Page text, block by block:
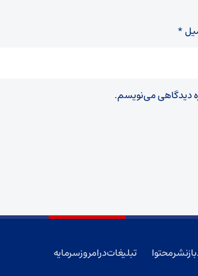
*
دیدگاهی می‌نویسم.
محتوا
تبلیغات در امروز سرمایه